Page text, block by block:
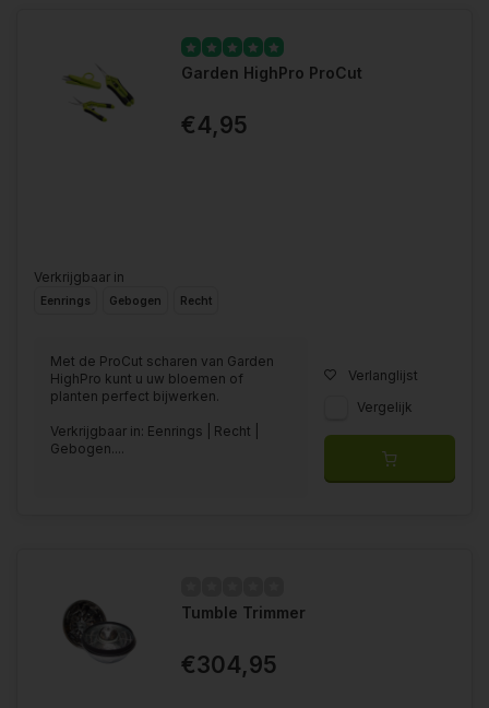
Garden HighPro ProCut
€4,95
Verkrijgbaar in
Eenrings Gebogen Recht
Met de ProCut scharen van Garden
HighPro kunt u uw bloemen of
planten perfect bijwerken.
Verkrijgbaar in: Eenrings | Recht |
Gebogen....
Verlanglijst
Vergelijk
Tumble Trimmer
€304,95